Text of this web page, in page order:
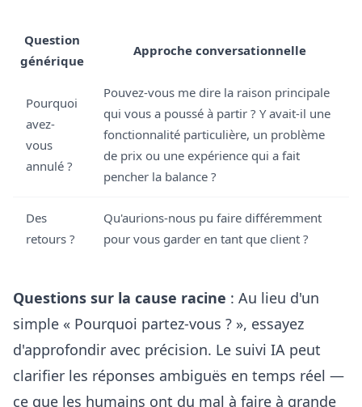
Question
générique
Approche conversationnelle
Pourquoi
avez-
vous
annulé ?
Pouvez-vous me dire la raison principale
qui vous a poussé à partir ? Y avait-il une
fonctionnalité particulière, un problème
de prix ou une expérience qui a fait
pencher la balance ?
Des
retours ?
Qu'aurions-nous pu faire différemment
pour vous garder en tant que client ?
Questions sur la cause racine : Au lieu d'un
simple « Pourquoi partez-vous ? », essayez
d'approfondir avec précision. Le suivi IA peut
clarifier les réponses ambiguës en temps réel —
ce que les humains ont du mal à faire à grande